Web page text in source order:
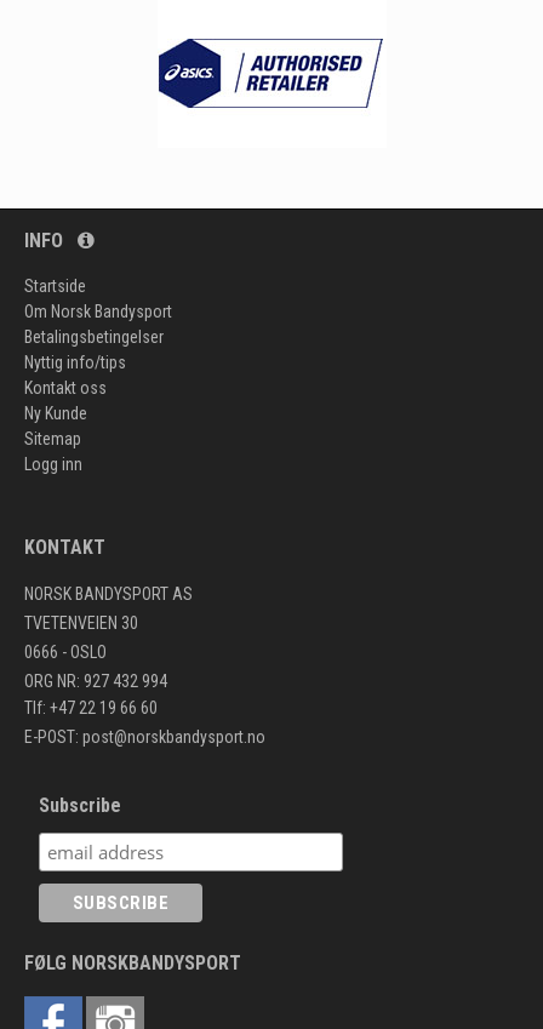
INFO
Startside
Om Norsk Bandysport
Betalingsbetingelser
Nyttig info/tips
Kontakt oss
Ny Kunde
Sitemap
Logg inn
KONTAKT
NORSK BANDYSPORT AS
TVETENVEIEN 30
0666 - OSLO
ORG NR: 927 432 994
Tlf: +47 22 19 66 60
E-POST: post@norskbandysport.no
Subscribe
FØLG NORSKBANDYSPORT